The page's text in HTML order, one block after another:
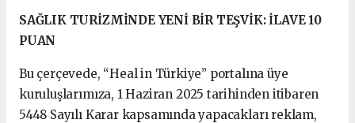
​SAĞLIK TURİZMİNDE YENİ BİR TEŞVİK: İLAVE 10
PUAN
Bu çerçevede, “Heal in Türkiye” portalına üye
kuruluşlarımıza, 1 Haziran 2025 tarihinden itibaren
5448 Sayılı Karar kapsamında yapacakları reklam,